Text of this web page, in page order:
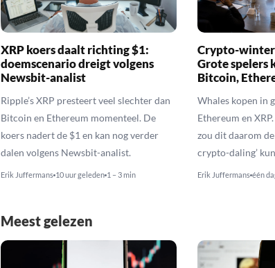
XRP koers daalt richting $1:
doemscenario dreigt volgens
Newsbit-analist
Ripple’s XRP presteert veel slechter dan
Bitcoin en Ethereum momenteel. De
koers nadert de $1 en kan nog verder
dalen volgens Newsbit-analist.
Erik Juffermans 10 uur geleden 1 – 3 min
Crypto-
Grote spelers
Bitcoin,
Whales kopen in
Ethereum en
zou dit daarom de
crypto-daling’
Erik Juffermans één
Meest gelezen